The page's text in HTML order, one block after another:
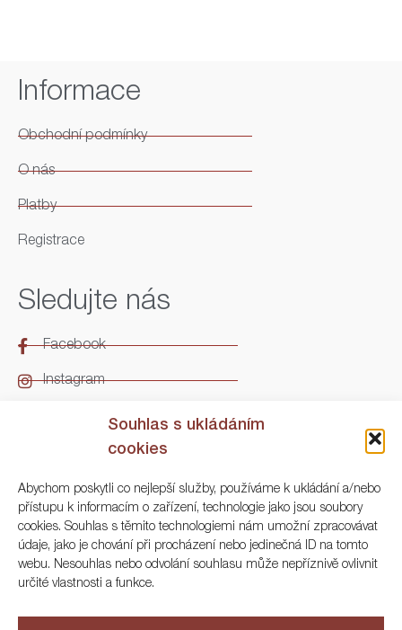
Souhlas s ukládáním
cookies
Abychom poskytli co nejlepší služby, používáme k ukládání a/nebo
přístupu k informacím o zařízení, technologie jako jsou soubory
cookies. Souhlas s těmito technologiemi nám umožní zpracovávat
údaje, jako je chování při procházení nebo jedinečná ID na tomto
webu. Nesouhlas nebo odvolání souhlasu může nepříznivě ovlivnit
určité vlastnosti a funkce.
Informace
Obchodní podmínky
O nás
Platby
Registrace
Sledujte nás
Facebook
Instagram
Kontakt
ARGO Numismatika
Korunní 83, Praha 3
+420 222 561 343